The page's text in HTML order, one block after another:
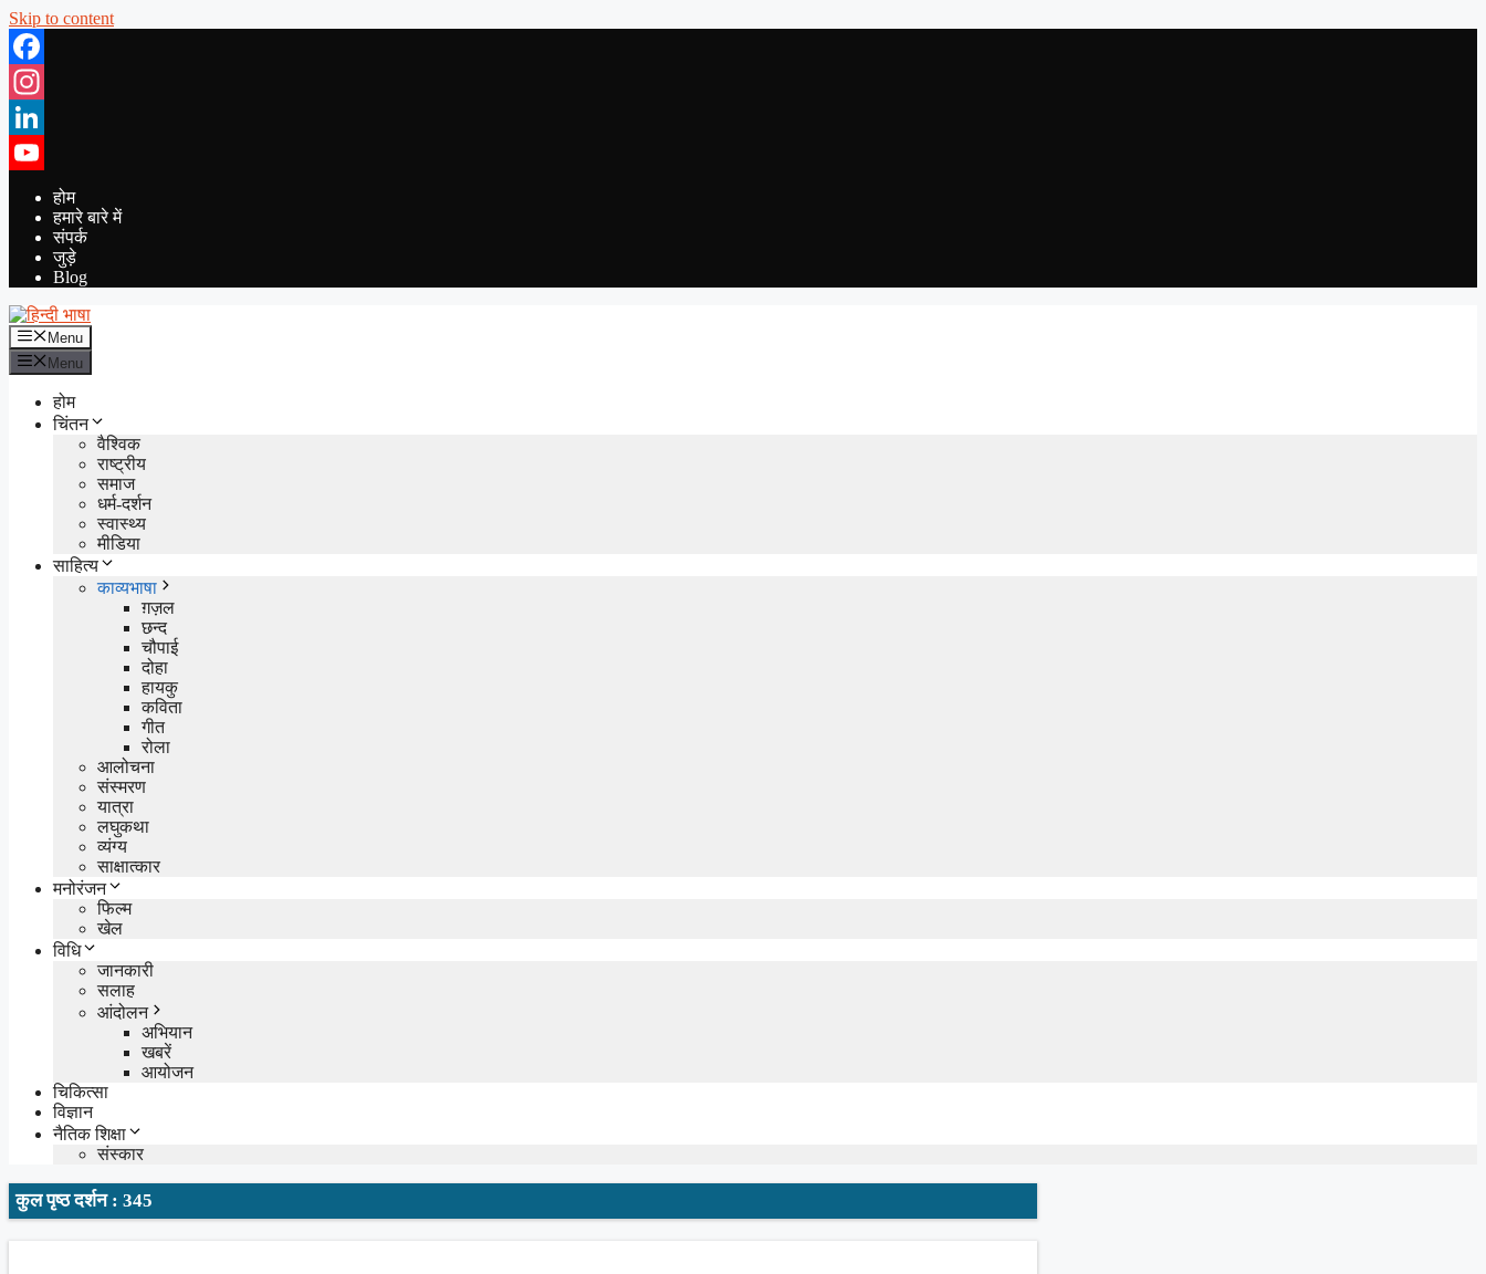
Skip to content
Facebook
Instagram
LinkedIn
YouTube
होम
हमारे बारे में
संपर्क
जुड़े
Blog
Menu
Menu
होम
चिंतन
वैश्विक
राष्ट्रीय
समाज
धर्म-दर्शन
स्वास्थ्य
मीडिया
साहित्य
काव्यभाषा
ग़ज़ल
छन्द
चौपाई
दोहा
हायकु
कविता
गीत
रोला
आलोचना
संस्मरण
यात्रा
लघुकथा
व्यंग्य
साक्षात्कार
मनोरंजन
फिल्म
खेल
विधि
जानकारी
सलाह
आंदोलन
अभियान
खबरें
आयोजन
चिकित्सा
विज्ञान
नैतिक शिक्षा
संस्कार
कुल पृष्ठ दर्शन : 345